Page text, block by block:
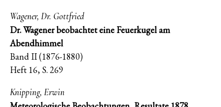
Wagener, Dr. Gottfried
Dr. Wagener beobachtet eine Feuerkugel am
Abendhimmel
Band II (1876-1880)
Heft 16, S. 269
Knipping, Erwin